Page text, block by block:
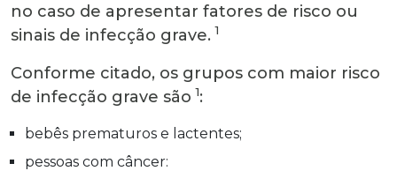
no caso de apresentar fatores de risco ou
sinais de infecção grave. 1
Conforme citado, os grupos com maior risco
de infecção grave são 1:
bebês prematuros e lactentes;
pessoas com câncer: